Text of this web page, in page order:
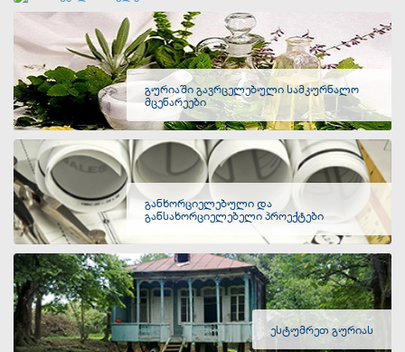
გურიაში გავრცელებული სამკურნალო
მცენარეები
განხორციელებული და
განსახორციელებელი პროექტები
ესტუმრეთ გურიას